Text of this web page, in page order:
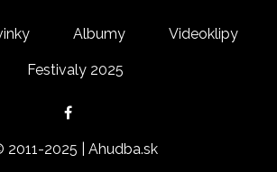
Albumy Videoklipy
Festivaly 2025
2011-2025 | Ahudba.sk